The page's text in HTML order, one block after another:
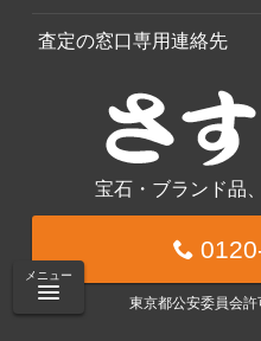
メニュー
査定の窓口専用連絡先
宝石・ブランド品
東京都公安委員会